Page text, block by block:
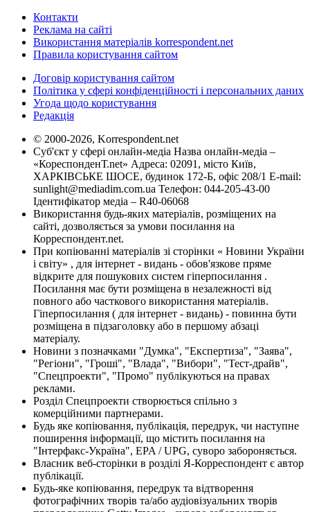
Контакти
Реклама на сайті
Використання матеріалів korrespondent.net
Правила користування сайтом
Договір користування сайтом
Політика у сфері конфіденційності і персональних даних
Угода щодо користування
Редакція
© 2000-2026, Korrespondent.net
Суб'єкт у сфері онлайн-медіа Назва онлайн-медіа –
«КореспонденТ.net» Адреса: 02091, місто Київ,
ХАРКІВСЬКЕ ШОСЕ, будинок 172-Б, офіс 208/1 E-mail:
sunlight@mediadim.com.ua Телефон: 044-205-43-00
Ідентифікатор медіа – R40-06068
Використання будь-яких матеріалів, розміщених на
сайті, дозволяється за умови посилання на
Корреспондент.net.
При копіюванні матеріалів зі сторінки « Новини України
і світу» , для інтернет - видань - обов'язкове пряме
відкрите для пошукових систем гіперпосилання .
Посилання має бути розміщена в незалежності від
повного або часткового використання матеріалів.
Гіперпосилання ( для інтернет - видань) - повинна бути
розміщена в підзаголовку або в першому абзаці
матеріалу.
Новини з позначками "Думка", "Експертиза", "Заява",
"Регіони", "Гроші", "Влада", "Вибори", "Тест-драйв",
"Спецпроекти", "Промо" публікуються на правах
реклами.
Розділ Спецпроекти створюється спільно з
комерційними партнерами.
Будь яке копіювання, публікація, передрук, чи наступне
поширення інформації, що містить посилання на
"Інтерфакс-Україна", EPA / UPG, суворо забороняється.
Власник веб-сторінки в розділі Я-Корреспондент є автор
публікації.
Будь-яке копіювання, передрук та відтворення
фотографічних творів та/або аудіовізуальних творів